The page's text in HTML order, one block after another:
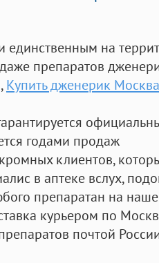
на
препаратов
, Купить дженерик Москва
годами продаж
клиентов,
в аптеке вслух,
препаратан на
курьером по
почтой